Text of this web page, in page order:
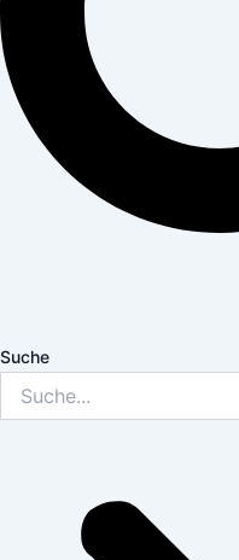
Suche